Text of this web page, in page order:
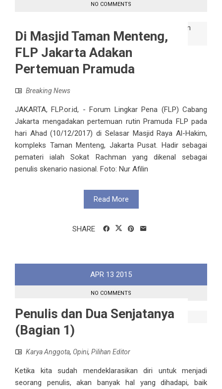
NO COMMENTS
Di Masjid Taman Menteng,
FLP Jakarta Adakan
Pertemuan Pramuda
Breaking News
JAKARTA, FLP.or.id, - Forum Lingkar Pena (FLP) Cabang
Jakarta mengadakan pertemuan rutin Pramuda FLP pada
hari Ahad (10/12/2017) di Selasar Masjid Raya Al-Hakim,
kompleks Taman Menteng, Jakarta Pusat. Hadir sebagai
pemateri ialah Sokat Rachman yang dikenal sebagai
penulis skenario nasional. Foto: Nur Afilin
Read More
SHARE
APR 13 2015
NO COMMENTS
Penulis dan Dua Senjatanya
(Bagian 1)
Karya Anggota, Opini, Pilihan Editor
Ketika kita sudah mendeklarasikan diri untuk menjadi
seorang penulis, akan banyak hal yang dihadapi, baik